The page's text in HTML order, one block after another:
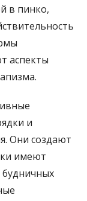
в пинко,
аспекты
и
Они создают
имеют